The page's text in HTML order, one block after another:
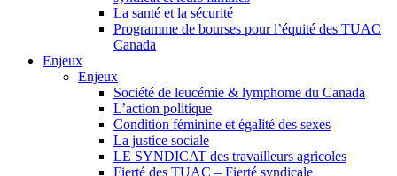
La santé et la sécurité
Programme de bourses pour l’équité des TUAC
Canada
Enjeux
Enjeux
Société de leucémie & lymphome du Canada
L’action politique
Condition féminine et égalité des sexes
La justice sociale
LE SYNDICAT des travailleurs agricoles
Fierté des TUAC – Fierté syndicale